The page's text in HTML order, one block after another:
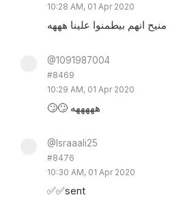
10:28 AM, 01 Apr 2020
منيح انهم بيطمنوا علينا هههه
@1091987004
#8469
10:29 AM, 01 Apr 2020
🙄🙄 هههههه
@Israaali25
#8476
10:30 AM, 01 Apr 2020
✅✅sent